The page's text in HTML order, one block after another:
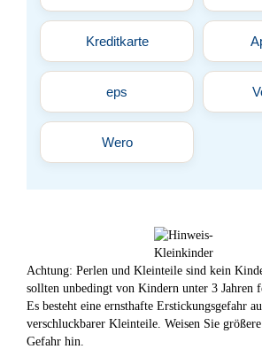
Kreditkarte
eps
Wero
Achtung: Perlen und Kleinteile sind kein
sollten unbedingt von Kindern unter 3 Jahren
Es besteht eine ernsthafte Erstickungsgefahr
verschluckbarer Kleinteile. Weisen Sie
Gefahr hin.